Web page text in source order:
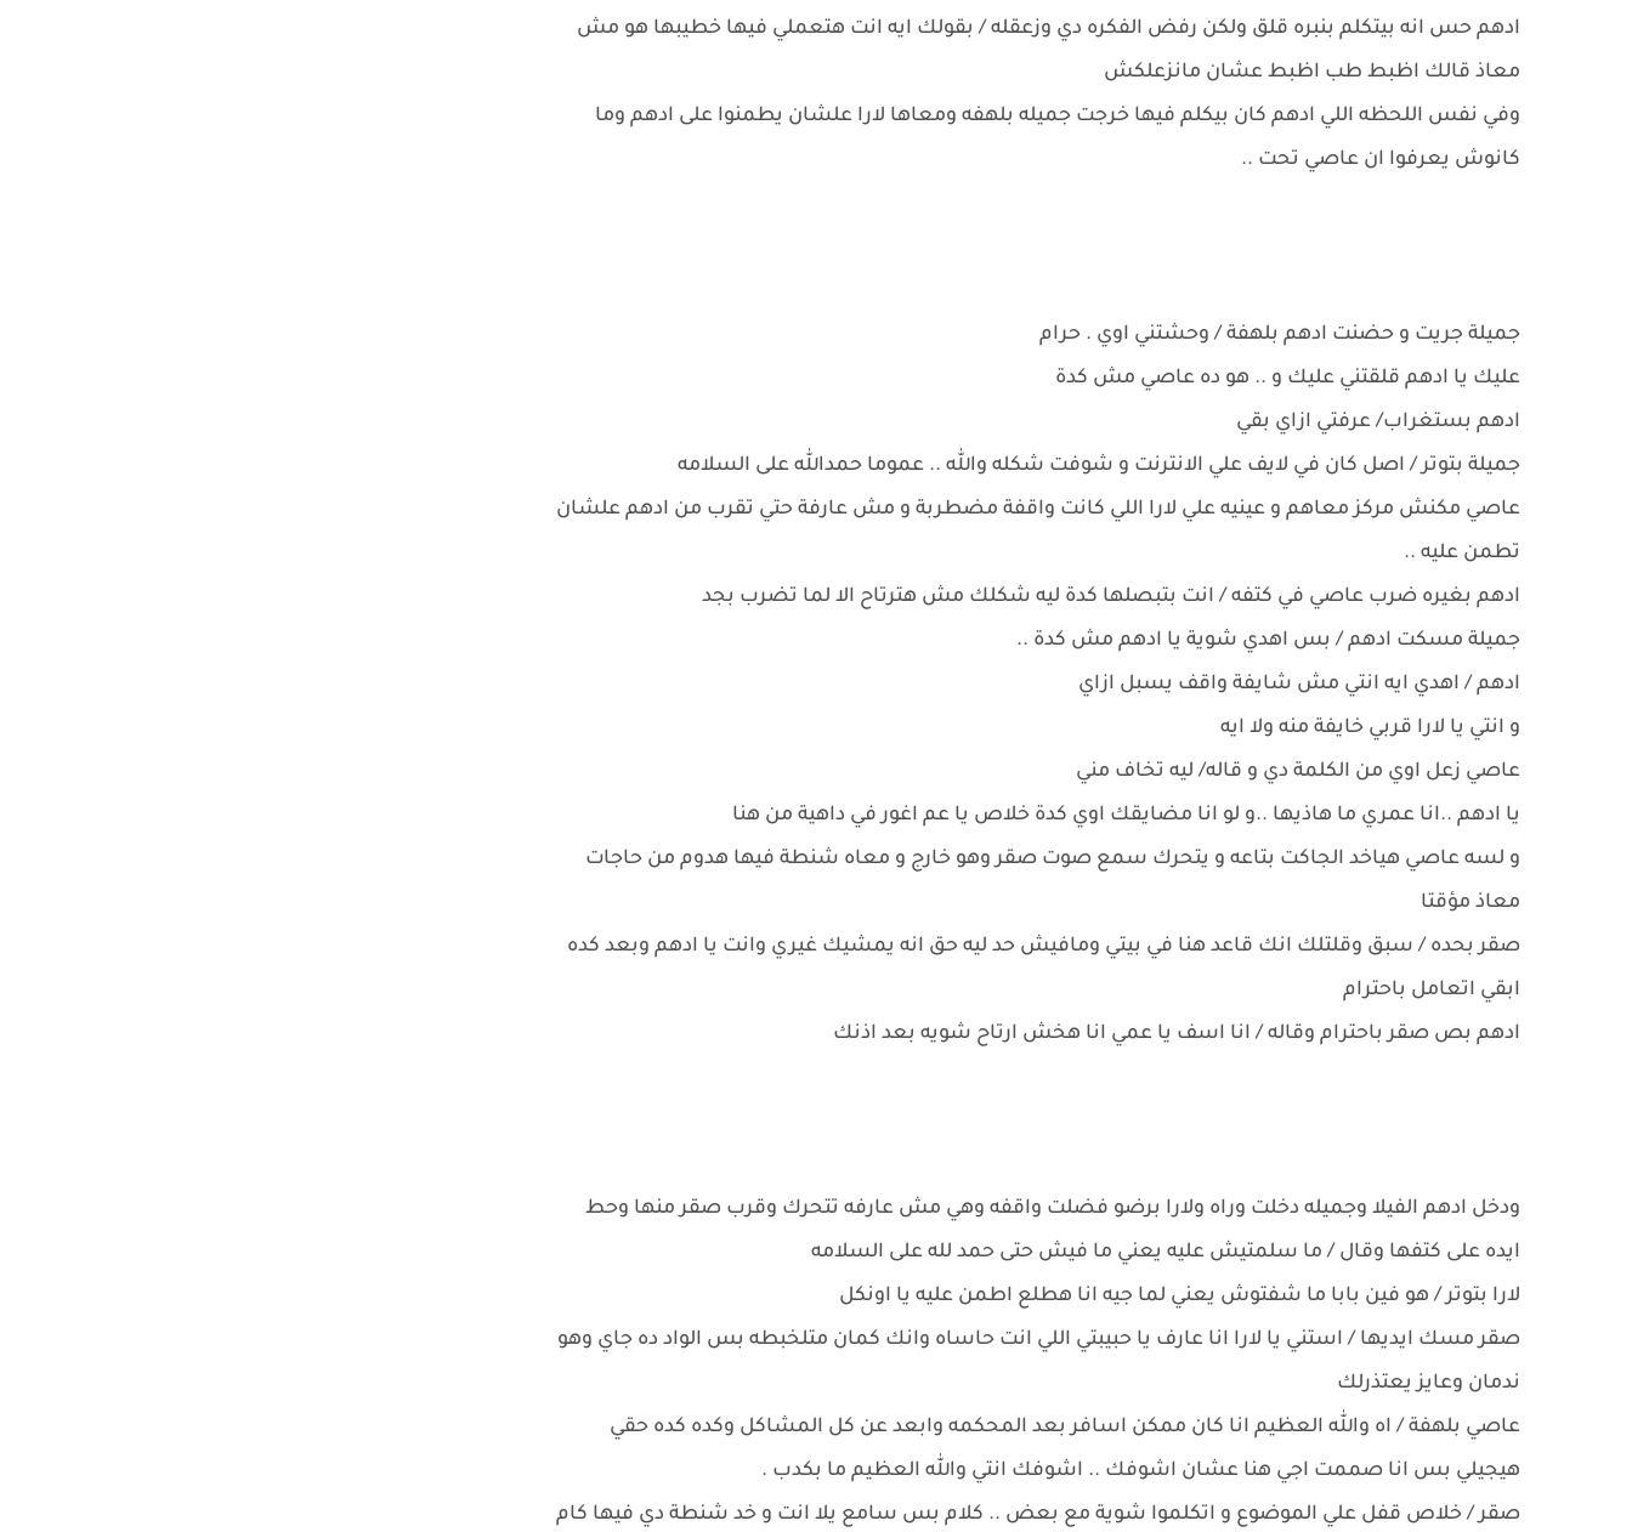
ادهم حس انه بيتكلم بنبره قلق ولكن رفض الفكره دي وزعقله / بقولك ايه انت هتعملي فيها خطيبها هو مش
معاذ قالك اظبط طب اظبط عشان مانزعلكش
وفي نفس اللحظه اللي ادهم كان بيكلم فيها خرجت جميله بلهفه ومعاها لارا علشان يطمنوا على ادهم وما
كانوش يعرفوا ان عاصي تحت ..
جميلة جريت و حضنت ادهم بلهفة / وحشتني اوي . حرام
عليك يا ادهم قلقتني عليك و .. هو ده عاصي مش كدة
ادهم بستغراب/ عرفتي ازاي بقي
جميلة بتوتر / اصل كان في لايف علي الانترنت و شوفت شكله والله .. عموما حمدالله على السلامه
عاصي مكنش مركز معاهم و عينيه علي لارا اللي كانت واقفة مضطربة و مش عارفة حتي تقرب من ادهم علشان
تطمن عليه ..
ادهم بغيره ضرب عاصي في كتفه / انت بتبصلها كدة ليه شكلك مش هترتاح الا لما تضرب بجد
جميلة مسكت ادهم / بس اهدي شوية يا ادهم مش كدة ..
ادهم / اهدي ايه انتي مش شايفة واقف يسبل ازاي
و انتي يا لارا قربي خايفة منه ولا ايه
عاصي زعل اوي من الكلمة دي و قاله/ ليه تخاف مني
يا ادهم ..انا عمري ما هاذيها ..و لو انا مضايقك اوي كدة خلاص يا عم اغور في داهية من هنا
و لسه عاصي هياخد الجاكت بتاعه و يتحرك سمع صوت صقر وهو خارج و معاه شنطة فيها هدوم من حاجات
معاذ مؤقتا
صقر بحده / سبق وقلتلك انك قاعد هنا في بيتي ومافيش حد ليه حق انه يمشيك غيري وانت يا ادهم وبعد كده
ابقي اتعامل باحترام
ادهم بص صقر باحترام وقاله / انا اسف يا عمي انا هخش ارتاح شويه بعد اذنك
ودخل ادهم الفيلا وجميله دخلت وراه ولارا برضو فضلت واقفه وهي مش عارفه تتحرك وقرب صقر منها وحط
ايده على كتفها وقال / ما سلمتيش عليه يعني ما فيش حتى حمد لله على السلامه
لارا بتوتر / هو فين بابا ما شفتوش يعني لما جيه انا هطلع اطمن عليه يا اونكل
صقر مسك ايديها / استني يا لارا انا عارف يا حبيبتي اللي انت حاساه وانك كمان متلخبطه بس الواد ده جاي وهو
ندمان وعايز يعتذرلك
عاصي بلهفة / اه والله العظيم انا كان ممكن اسافر بعد المحكمه وابعد عن كل المشاكل وكده كده حقي
هيجيلي بس انا صممت اجي هنا عشان اشوفك .. اشوفك انتي والله العظيم ما بكدب .
صقر / خلاص قفل علي الموضوع و اتكلموا شوية مع بعض .. كلام بس سامع يلا انت و خد شنطة دي فيها كام